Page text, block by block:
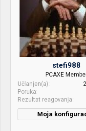
Optical drives:
Mice &
keyboard:
Internet:
OS & Browser: Win
stefi988
PCAXE
Učlanjen(a)
Poruka
Rezultat reagovanja
Moja